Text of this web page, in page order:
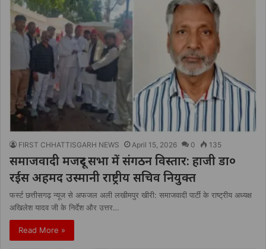
FIRST CHHATTISGARH NEWS April 15, 2026 0 135
समाजवादी मजदूर सभा में संगठन विस्तार: हाजी डा०
रईस अहमद उस्मानी राष्ट्रीय सचिव नियुक्त
फर्स्ट छत्तीसगढ़ न्यूज से अफजल अली लखीमपुर खीरी: समाजवादी पार्टी के राष्ट्रीय अध्यक्ष
अखिलेश यादव जी के निर्देश और उत्तर…
Read More »